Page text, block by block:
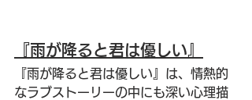
『雨が降ると君は優しい』
『雨が降ると君は優しい』は、情熱的
なラブストーリーの中にも深い心理描